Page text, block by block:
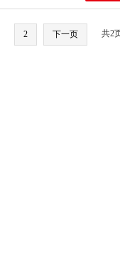
2 下一页 共2